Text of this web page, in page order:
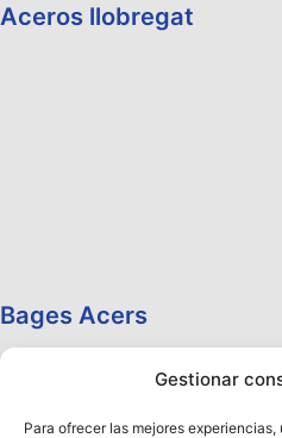
Gestionar
Para ofrecer las mejores
Aceros llobregat
Bages Acers